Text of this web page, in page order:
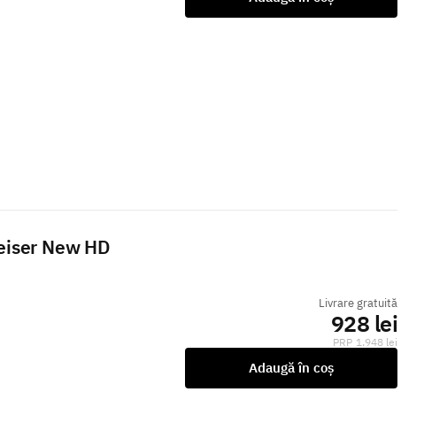
New HD
Livrare gratuită
928 lei
1.948 lei
Adaugă în coș